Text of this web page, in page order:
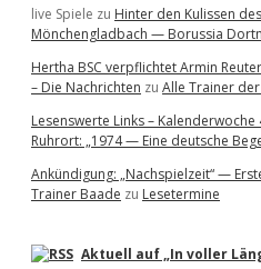
live Spiele zu Hinter den Kulissen
Mönchengladbach — Borussia
Hertha BSC verpflichtet Armin
– Die Nachrichten zu Alle Trainer
Lesenswerte Links – Kalenderwoche
Ruhrort: „1974 — Eine deutsche
Ankündigung: „Nachspielzeit“ —
Trainer Baade zu Lesetermine
Aktuell auf „In voller